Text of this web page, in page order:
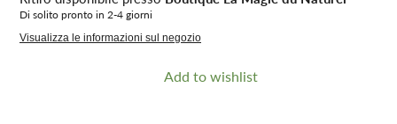
Di solito pronto in 2-4 giorni
Visualizza le informazioni sul negozio
Add to wishlist